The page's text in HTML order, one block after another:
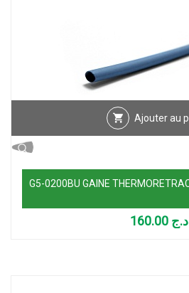
Ajouter au
G5-0200BU GAINE
د.ج